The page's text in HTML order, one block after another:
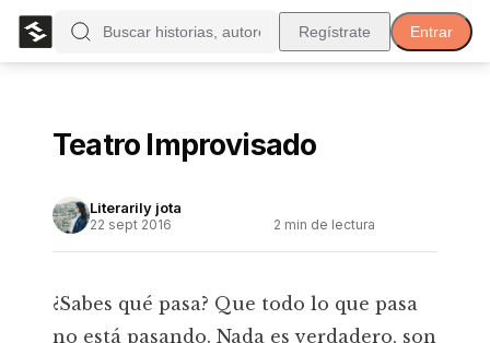
Regístrate Entrar
Teatro Improvisado
Literarily jota
22 sept 2016 2 min de lectura
¿Sabes qué pasa? Que todo lo que pasa
no está pasando. Nada es verdadero, son